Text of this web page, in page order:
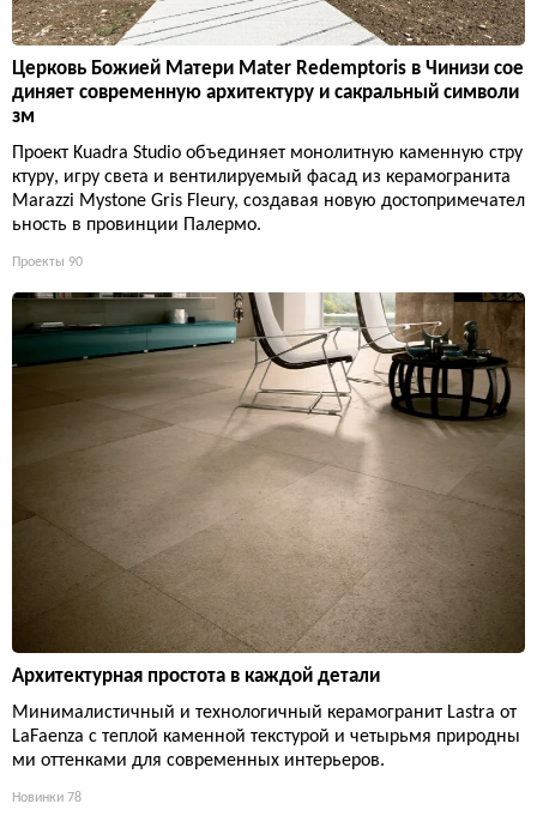
Церковь Божией Матери Mater Redemptoris в Чинизи сое
диняет современную архитектуру и сакральный символи
зм
Проект Kuadra Studio объединяет монолитную каменную стру
ктуру, игру света и вентилируемый фасад из керамогранита
Marazzi Mystone Gris Fleury, создавая новую достопримечател
ьность в провинции Палермо.
Проекты 90
Архитектурная простота в каждой детали
Минималистичный и технологичный керамогранит Lastra от
LaFaenza с теплой каменной текстурой и четырьмя природны
ми оттенками для современных интерьеров.
Новинки 78